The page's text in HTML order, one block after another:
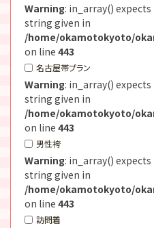
Warning: in_array()
string given in
/home/okamotokyoto/
on line 443
名古屋帯プラン
Warning: in_array()
string given in
/home/okamotokyoto/
on line 443
男性袴
Warning: in_array()
string given in
/home/okamotokyoto/
on line 443
訪問着